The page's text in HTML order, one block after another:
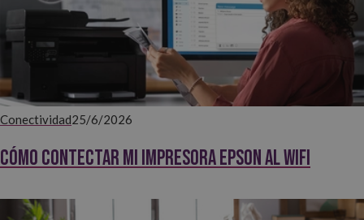
Conectividad25/6/2026
Cómo contectar mi impresora EPSON al WiFi